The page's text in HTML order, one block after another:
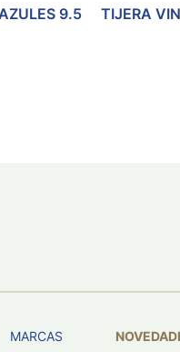
9.5
TIJERA
MARCAS